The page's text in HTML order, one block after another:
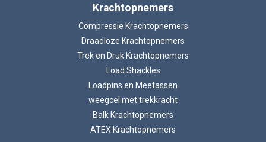
Krachtopnemers
Compressie Krachtopnemers
Draadloze Krachtopnemers
Trek en Druk Krachtopnemers
Load Shackles
Loadpins en Meetassen
weegcel met trekkracht
Balk Krachtopnemers
ATEX Krachtopnemers